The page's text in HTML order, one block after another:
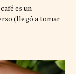
es un
(llegó a tomar